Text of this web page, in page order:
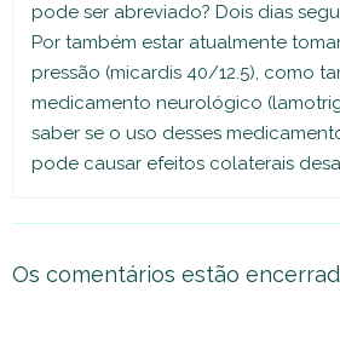
pode ser abreviado? Dois dias
Por também estar atualmente
pressão (micardis 40/12.5), como
medicamento neurológico
saber se o uso desses
pode causar efeitos colaterais
Os comentários estão